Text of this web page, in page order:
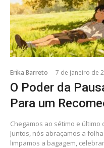
Erika Barreto 7 de janeiro de
O Poder da
Para um
Chegamos ao sétimo e
Juntos, nós abraçamos a
limpamos a bagagem,